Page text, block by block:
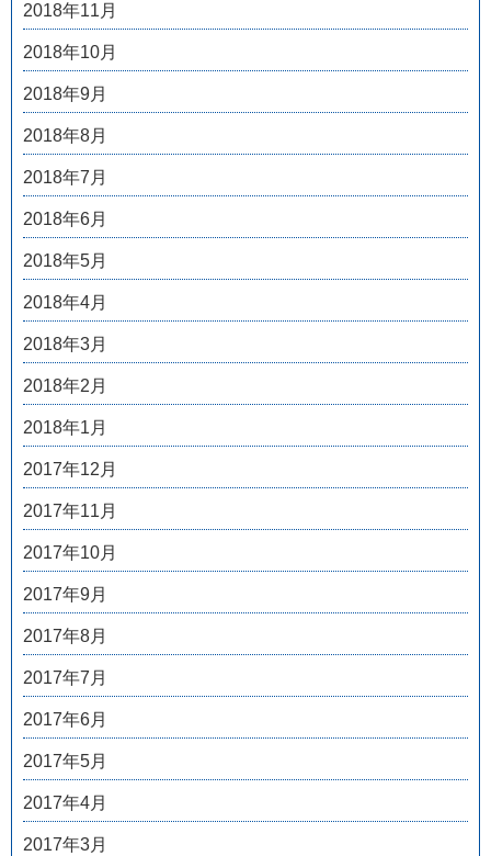
2018年11月
2018年10月
2018年9月
2018年8月
2018年7月
2018年6月
2018年5月
2018年4月
2018年3月
2018年2月
2018年1月
2017年12月
2017年11月
2017年10月
2017年9月
2017年8月
2017年7月
2017年6月
2017年5月
2017年4月
2017年3月